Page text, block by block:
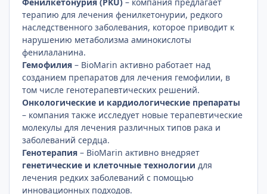
терапию для лечения фенилкетонурии, редкого
наследственного заболевания, которое приводит к
нарушению метаболизма аминокислоты
фенилаланина.
Гемофилия – BioMarin активно работает над
созданием препаратов для лечения гемофилии, в
том числе генотерапевтических решений.
Онкологические и кардиологические препараты
– компания также исследует новые терапевтические
молекулы для лечения различных типов рака и
заболеваний сердца.
Генотерапия – BioMarin активно внедряет
генетические и клеточные технологии для
лечения редких заболеваний с помощью
инновационных подходов.